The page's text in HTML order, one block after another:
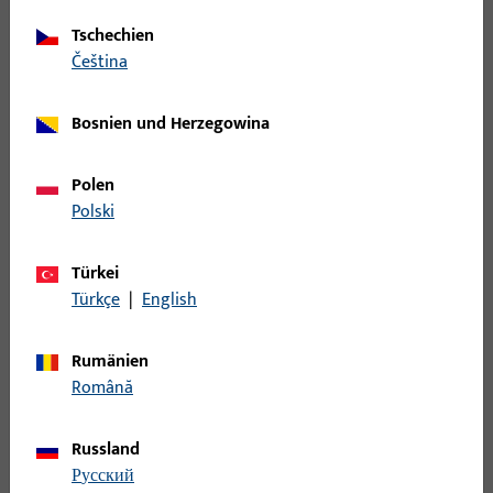
Wechselstift
B-78410-0C-0-1 | Wechselstift | Wechselstift
Wechselstift
B-78410-0E-0-1 | Wechselstift | Wechselstift
VK8 L95
Wechselstift
B-78410-0G-0-1 | Wechselstift | Wechselstift
Tschechien
čeština
Bosnien und Herzegowina
Polen
Polski
Türkei
Türkçe | English
Rumänien
Română
Russland
русский